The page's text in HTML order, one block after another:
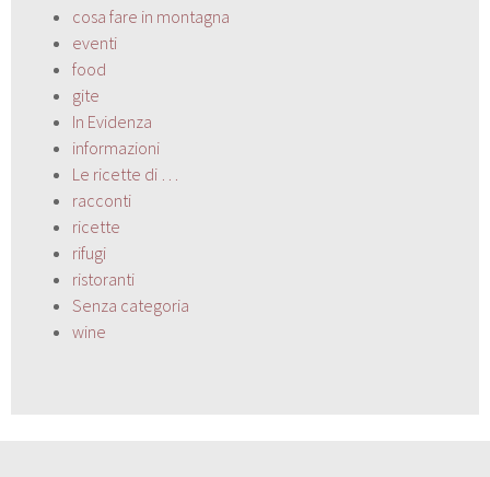
cosa fare in montagna
eventi
food
gite
In Evidenza
informazioni
Le ricette di …
racconti
ricette
rifugi
ristoranti
Senza categoria
wine